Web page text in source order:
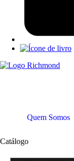
Quem Somos
Catálogo